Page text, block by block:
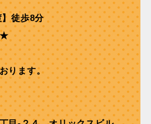
徒歩8分
★
ります。